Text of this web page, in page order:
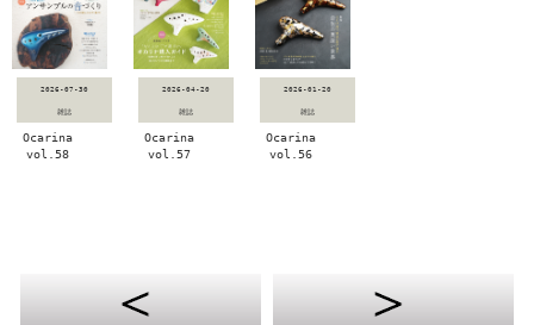
2026-07-30
雑誌
Ocarina
vol.58
2026-04-20
雑誌
Ocarina
vol.57
2026-01-20
雑誌
Ocarina
vol.56